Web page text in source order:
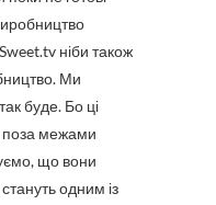
ніби також
Ми
буде. Бо ці
поза межами
що вони
одним із